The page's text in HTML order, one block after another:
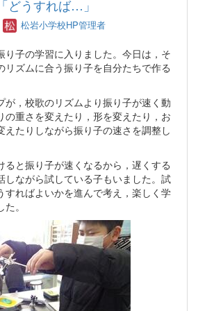
どうすれば…」
松岩小学校HP管理者
り子の学習に入りました。今日は，そ
リズムに合う振り子を自分たちで作る
が，校歌のリズムより振り子が速く動
の重さを変えたり，形を変えたり，お
えたりしながら振り子の速さを調整し
ると振り子が速くなるから，遅くする
ながら試している子もいました。試
すればよいかを進んで考え，楽しく学
。